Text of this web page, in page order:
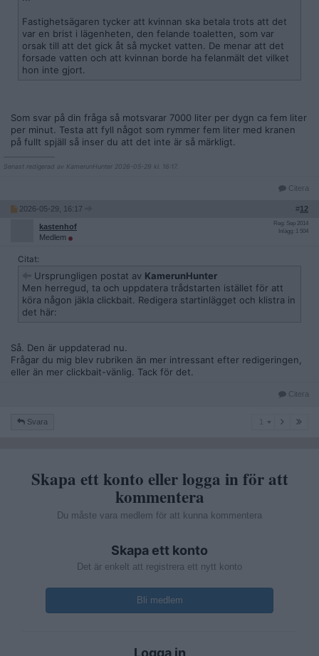
Fastighetsägaren tycker att kvinnan ska betala trots att det
var en brist i lägenheten, den felande toaletten, som var
orsak till att det gick åt så mycket vatten. De menar att det
forsade vatten och att kvinnan borde ha felanmält det vilket
hon inte gjort.
Som svar på din fråga så motsvarar 7000 liter per dygn ca fem liter
per minut. Testa att fyll något som rymmer fem liter med kranen
på fullt spjäll så inser du att det inte är så märkligt.
Senast redigerad av KamerunHunter 2026-05-29 kl. 16:17.
Citera
2026-05-29, 16:17 #12
kastenhof
Medlem
Reg: Sep 2014
Inlägg: 1 504
Citat:
Ursprungligen postat av KamerunHunter
Men herregud, ta och uppdatera trådstarten istället för att
köra någon jäkla clickbait. Redigera startinlägget och klistra in
det här:
Så. Den är uppdaterad nu.
Frågar du mig blev rubriken än mer intressant efter redigeringen,
eller än mer clickbait-vänlig. Tack för det.
Citera
Svara
Skapa ett konto eller logga in för att
kommentera
Du måste vara medlem för att kunna kommentera
Skapa ett konto
Det är enkelt att registrera ett nytt konto
Bli medlem
Logga in